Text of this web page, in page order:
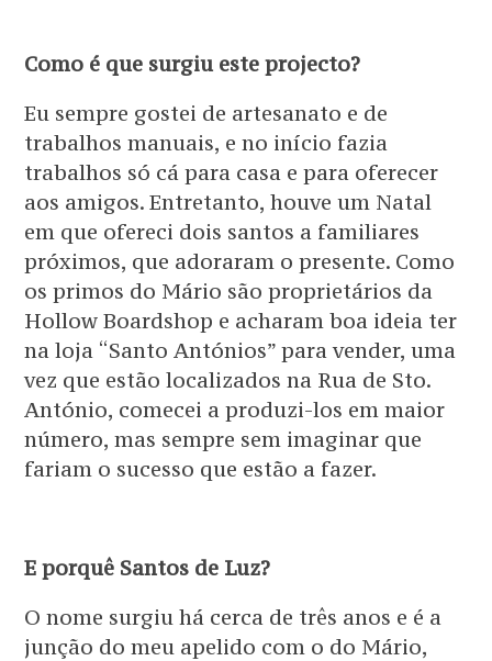
Como é que surgiu este projecto?
Eu sempre gostei de artesanato e de
trabalhos manuais, e no início fazia
trabalhos só cá para casa e para oferecer
aos amigos. Entretanto, houve um Natal
em que ofereci dois santos a familiares
próximos, que adoraram o presente. Como
os primos do Mário são proprietários da
Hollow Boardshop e acharam boa ideia ter
na loja “Santo Antónios” para vender, uma
vez que estão localizados na Rua de Sto.
António, comecei a produzi-los em maior
número, mas sempre sem imaginar que
fariam o sucesso que estão a fazer.
E porquê Santos de Luz?
O nome surgiu há cerca de três anos e é a
junção do meu apelido com o do Mário,